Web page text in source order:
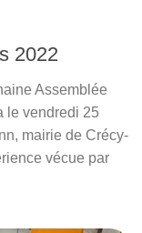
2022
Assemblée
le vendredi 25
mairie de Crécy-
vécue par